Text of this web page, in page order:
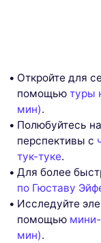
Откройте для
помощьютуры
мин).
Полюбуйтесь
перспективы с
тук-туке.
Для более
по Гюставу
Исследуйте
помощью
мин).